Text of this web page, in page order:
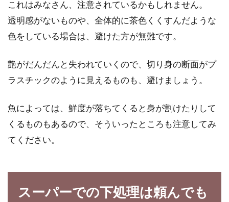
す。全国で食べられ、誰にでも愛されている料
理という...
もつ煮込みの定番レシピを紹介！味
噌味以外の味付けも沢山！
居酒屋の定番のおつまみであり、地域によって
は定食としても提供されるもつ煮込みは、子供
ミンb2・b6を含む食べ物！
これはみなさん、注意されているかもしれません。
透明感がないものや、全体的に茶色くくすんだような
色をしている場合は、避けた方が無難です。
艶がだんだんと失われていくので、切り身の断面がプ
ラスチックのように見えるものも、避けましょう。
魚によっては、鮮度が落ちてくると身が割けたりして
くるものもあるので、そういったところも注意してみ
てください。
スーパーでの下処理は頼んでも